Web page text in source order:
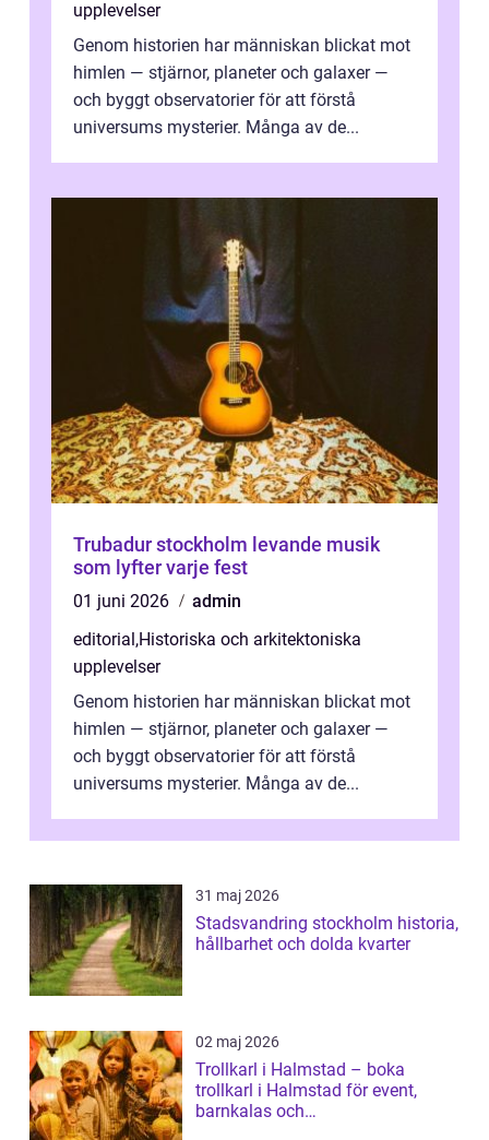
upplevelser
Genom historien har människan blickat mot
himlen — stjärnor, planeter och galaxer —
och byggt observatorier för att förstå
universums mysterier. Många av de...
Trubadur stockholm levande musik
som lyfter varje fest
01 juni 2026
admin
editorial ,Historiska och arkitektoniska
upplevelser
Genom historien har människan blickat mot
himlen — stjärnor, planeter och galaxer —
och byggt observatorier för att förstå
universums mysterier. Många av de...
31 maj 2026
Stadsvandring stockholm historia,
hållbarhet och dolda kvarter
02 maj 2026
Trollkarl i Halmstad – boka
trollkarl i Halmstad för event,
barnkalas och